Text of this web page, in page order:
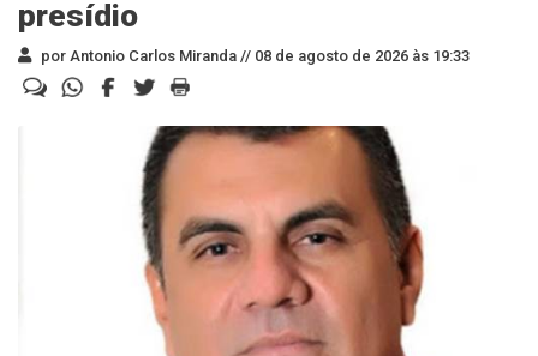
presídio
por Antonio Carlos Miranda // 08 de agosto de 2026 às 19:33